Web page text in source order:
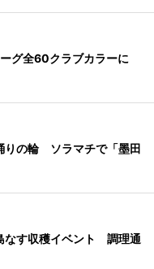
グ全60クラブカラーに
りの輪 ソラマチで「墨田
なす収穫イベント 調理通